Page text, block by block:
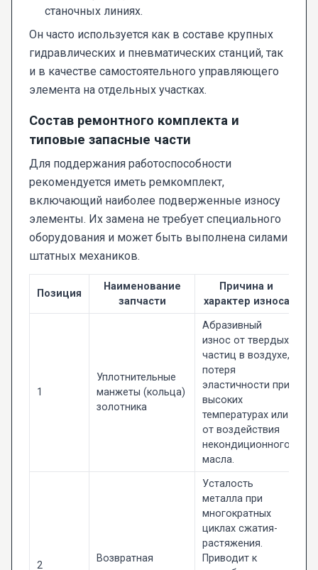
станочных линиях.
Он часто используется как в составе крупных
гидравлических и пневматических станций, так
и в качестве самостоятельного управляющего
элемента на отдельных участках.
Состав ремонтного комплекта и
типовые запасные части
Для поддержания работоспособности
рекомендуется иметь ремкомплект,
включающий наиболее подверженные износу
элементы. Их замена не требует специального
оборудования и может быть выполнена силами
штатных механиков.
Позиция
Наименование
запчасти
Причина и
характер износа
1
Уплотнительные
манжеты (кольца)
золотника
Абразивный
износ от твердых
частиц в воздухе,
потеря
эластичности при
высоких
температурах или
от воздействия
некондиционного
масла.
2
Возвратная
Усталость
металла при
многократных
циклах сжатия-
растяжения.
Приводит к